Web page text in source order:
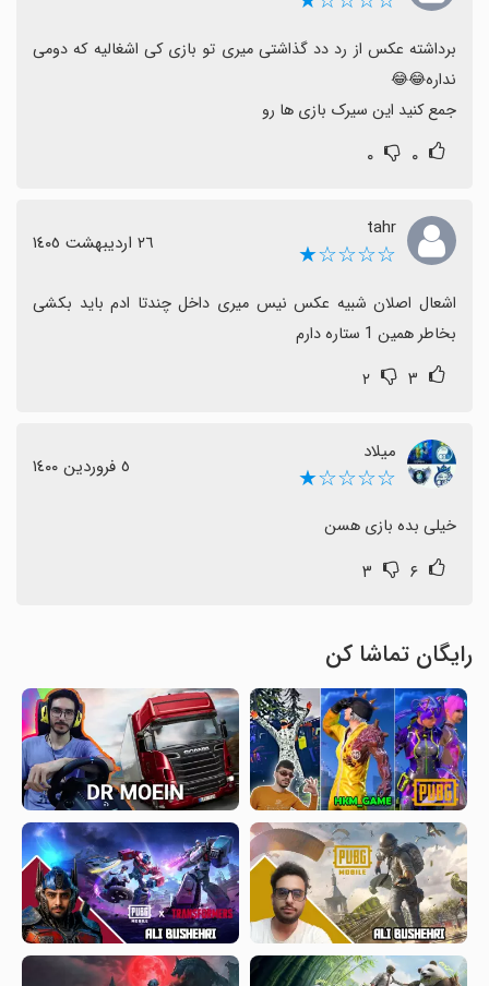
جمع کنید این سیرک بازی ها رو
۰ ۰
tahr
☆☆☆☆★ ٢٦ اردیبهشت ١٤٠٥
بخاطر همین 1 ستاره دارم
۳ ۲
میلاد
☆☆☆☆★ ٥ فروردین ١٤٠٠
خیلی بده بازی هسن
۶ ۳
رایگان تماشا کن